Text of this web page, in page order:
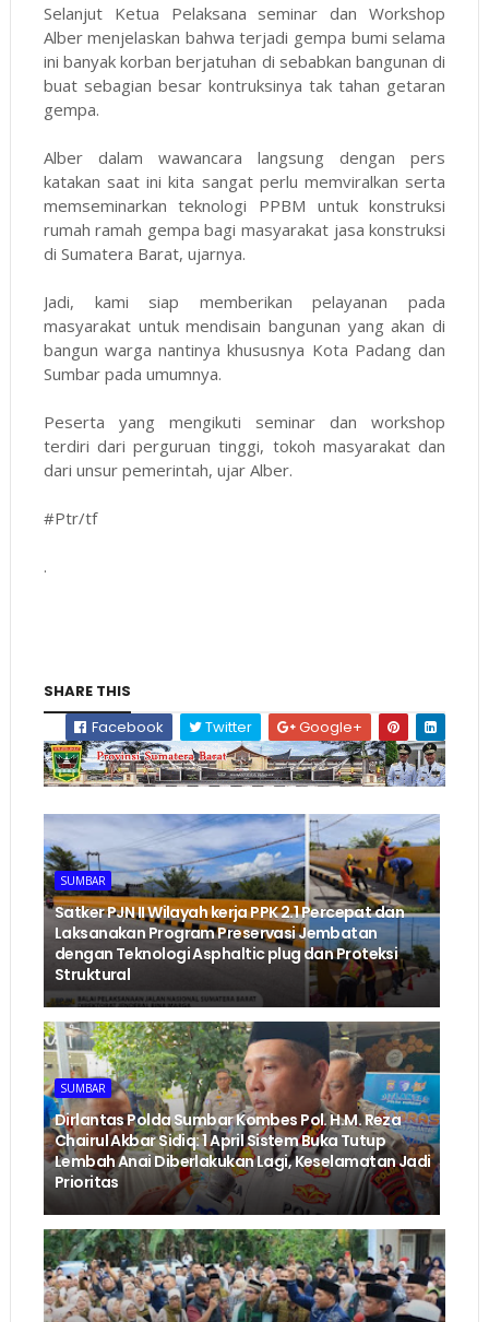
Selanjut Ketua Pelaksana seminar dan Workshop
Alber menjelaskan bahwa terjadi gempa bumi selama
ini banyak korban berjatuhan di sebabkan bangunan di
buat sebagian besar kontruksinya tak tahan getaran
gempa.
Alber dalam wawancara langsung dengan pers
katakan saat ini kita sangat perlu memviralkan serta
memseminarkan teknologi PPBM untuk konstruksi
rumah ramah gempa bagi masyarakat jasa konstruksi
di Sumatera Barat, ujarnya.
Jadi, kami siap memberikan pelayanan pada
masyarakat untuk mendisain bangunan yang akan di
bangun warga nantinya khususnya Kota Padang dan
Sumbar pada umumnya.
Peserta yang mengikuti seminar dan workshop
terdiri dari perguruan tinggi, tokoh masyarakat dan
dari unsur pemerintah, ujar Alber.
#Ptr/tf
.
SHARE THIS
Facebook
Twitter Google+
SUMBAR
‎Satker PJN II Wilayah kerja PPK 2.1 Percepat dan
Laksanakan Program Preservasi Jembatan
dengan Teknologi Asphaltic plug dan Proteksi
Struktural ‎
SUMBAR
Dirlantas Polda Sumbar Kombes Pol. H.M. Reza
Chairul Akbar Sidiq: 1 April Sistem Buka Tutup
Lembah Anai Diberlakukan Lagi, Keselamatan Jadi
Prioritas